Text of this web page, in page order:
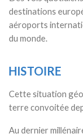
destinations
aéroports
du monde.
HISTOIRE
Cette situation
terre convoitée
Au dernier